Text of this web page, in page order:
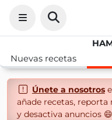
Nuevas recetas
Únete a nosotros
añade recetas,
y desactiva anuncios 😄